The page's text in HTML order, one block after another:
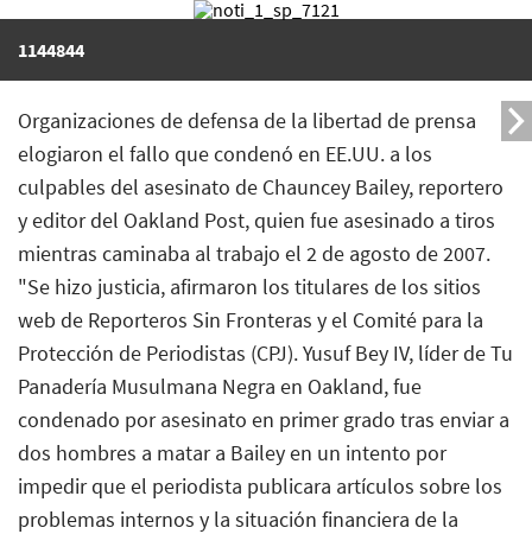
1144844
Organizaciones de defensa de la libertad de prensa
elogiaron el fallo que condenó en EE.UU. a los
culpables del asesinato de Chauncey Bailey, reportero
y editor del Oakland Post, quien fue asesinado a tiros
mientras caminaba al trabajo el 2 de agosto de 2007.
"Se hizo justicia, afirmaron los titulares de los sitios
web de Reporteros Sin Fronteras y el Comité para la
Protección de Periodistas (CPJ). Yusuf Bey IV, líder de Tu
Panadería Musulmana Negra en Oakland, fue
condenado por asesinato en primer grado tras enviar a
dos hombres a matar a Bailey en un intento por
impedir que el periodista publicara artículos sobre los
problemas internos y la situación financiera de la